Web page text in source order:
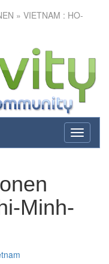
» VIETNAM : HO-
toggle
Minh-